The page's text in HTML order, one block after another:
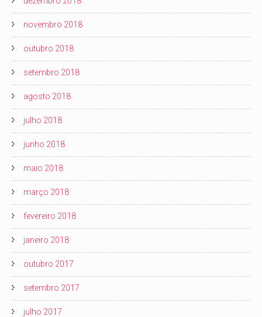
novembro 2018
outubro 2018
setembro 2018
agosto 2018
julho 2018
junho 2018
maio 2018
março 2018
fevereiro 2018
janeiro 2018
outubro 2017
setembro 2017
julho 2017